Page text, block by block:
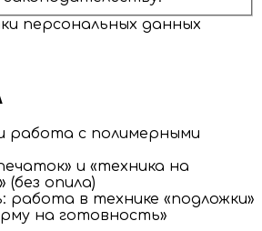
персональных данных
работа с полимерными
и «техника на
(без опила)
работа в технике «подложки»
на готовность»